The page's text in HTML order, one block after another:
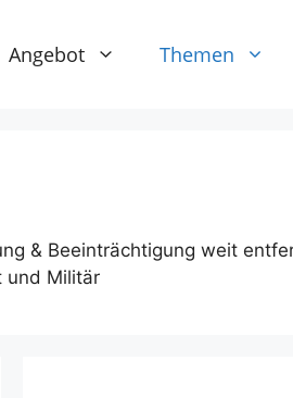
Angebot Themen
& Beeinträchtigung weit
und Militär